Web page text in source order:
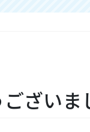
ざいま